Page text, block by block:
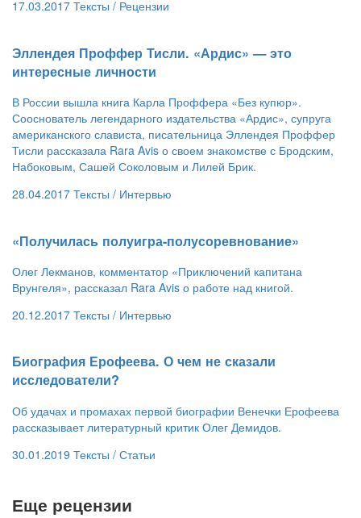
17.03.2017 Тексты / Рецензии
​Эллендея Проффер Тисли. «Ардис» — это
интересные личности
В России вышла книга Карла Проффера «Без купюр».
Сооснователь легендарного издательства «Ардис», супруга
американского слависта, писательница Эллендея Проффер
Тисли рассказала Rara Avis о своем знакомстве с Бродским,
Набоковым, Сашей Соколовым и Лилей Брик.
28.04.2017 Тексты / Интервью
​«Получилась полуигра-полусоревнование»
Олег Лекманов, комментатор «Приключений капитана
Врунгеля», рассказал Rara Avis о работе над книгой.
20.12.2017 Тексты / Интервью
​Биография Ерофеева. О чем не сказали
исследователи?
Об удачах и промахах первой биографии Венечки Ерофеева
рассказывает литературный критик Олег Демидов.
30.01.2019 Тексты / Статьи
Еще рецензии